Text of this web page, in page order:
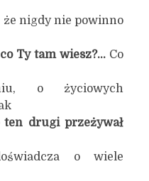
nigdy nie powinno
co Ty tam wiesz?… Co
o życiowych
drugi przeżywał
o wiele